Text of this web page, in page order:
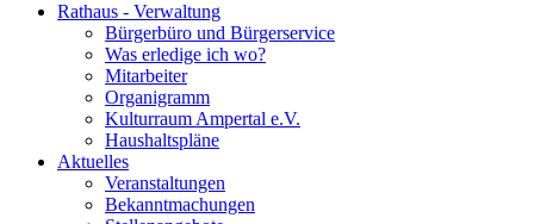
Rathaus - Verwaltung
Bürgerbüro und Bürgerservice
Was erledige ich wo?
Mitarbeiter
Organigramm
Kulturraum Ampertal e.V.
Haushaltspläne
Aktuelles
Veranstaltungen
Bekanntmachungen